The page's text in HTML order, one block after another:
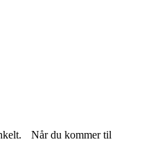
Når du kommer til